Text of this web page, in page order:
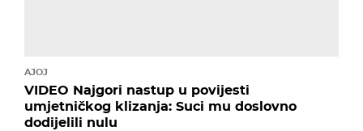
AJOJ
VIDEO Najgori nastup u povijesti
umjetničkog klizanja: Suci mu doslovno
dodijelili nulu